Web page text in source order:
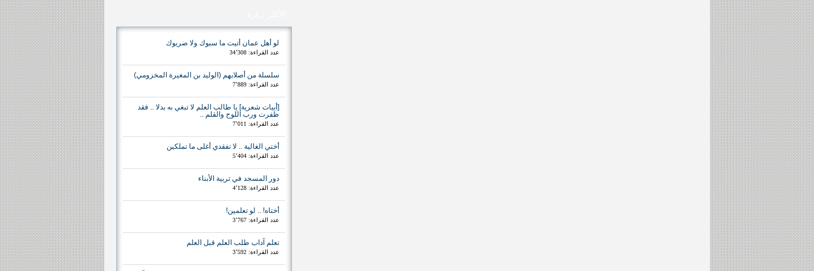
لو أهل عمان أتيت ما سبوك ولا ضربوك
عدد القراءة: 34٬308
سلسلة من أصلابهم (الوليد بن المغيرة المخزومي)
عدد القراءة: 7٬889
[أبيات شعرية] يا طالب العلم لا تبغي به بدلا .. فقد
ظفرت ورب اللوح والقلم ..
عدد القراءة: 7٬011
أختي الغالية .. لا تفقدي أغلى ما تملكين
عدد القراءة: 5٬404
دور المسجد في تربية الأبناء
عدد القراءة: 4٬128
أختاه! .. لو تعلمين!
عدد القراءة: 3٬767
تعلم آداب طلب العلم قبل العلم
عدد القراءة: 3٬592